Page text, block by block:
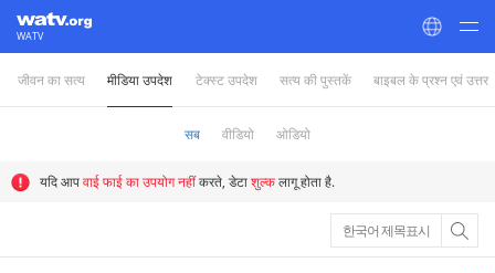
WATV
World Mission Society Church of God
जीवन का सत्य मीडिया उपदेश टेक्स्ट उपदेश सत्य की पुस्तकें बाइबल के प्रश्न एवं उत्तर
सब वीडियो ओडियो
यदि आपवाई फाई का उपयोग नहींकरते, डेटाशुल्कलागू होता है.
한국어 제목표시